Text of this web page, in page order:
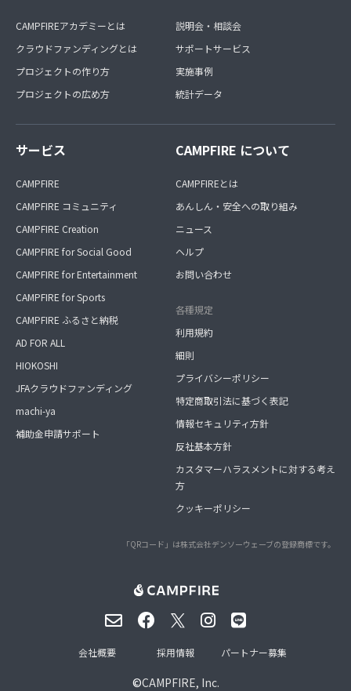
CAMPFIREアカデミーとは
クラウドファンディングとは
プロジェクトの作り方
プロジェクトの広め方
説明会・相談会
サポートサービス
実施事例
統計データ
サービス
CAMPFIRE
CAMPFIRE コミュニティ
CAMPFIRE Creation
CAMPFIRE for Social Good
CAMPFIRE for Entertainment
CAMPFIRE for Sports
CAMPFIRE ふるさと納税
AD FOR ALL
HIOKOSHI
JFAクラウドファンディング
machi-ya
補助金申請サポート
CAMPFIRE について
CAMPFIREとは
あんしん・安全への取り組み
ニュース
ヘルプ
お問い合わせ
各種規定
利用規約
細則
プライバシーポリシー
特定商取引法に基づく表記
情報セキュリティ方針
反社基本方針
カスタマーハラスメントに対する考え
方
クッキーポリシー
「QRコード」は株式会社デンソーウェーブの登録商標です。
©CAMPFIRE, Inc.
会社概要 採用情報 パートナー募集